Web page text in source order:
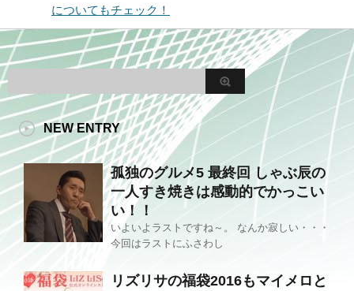
についてもチェック！
NEW ENTRY
孤独のグルメ5 最終回 しゃぶ辰の
一人すき焼きは感動的でかっこい
い！！
いよいよラストですね～。 なんか寂しい・・・
今回はラストにふさわし
リズリサの福袋2016もマイメロと